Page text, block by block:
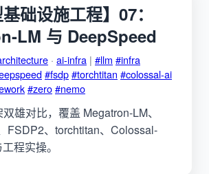
基础设施工程】07：
LM 与 DeepSpeed
· ai-infra | #llm #infra
#fsdp#torchtitan #colossal-ai
#zero#nemo
雄对比，覆盖 Megatron-LM、
FSDP2、torchtitan、Colossal-
程实操。